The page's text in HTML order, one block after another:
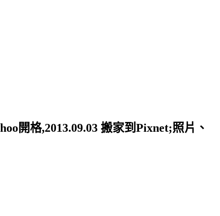
開格,2013.09.03 搬家到Pixnet;照片、